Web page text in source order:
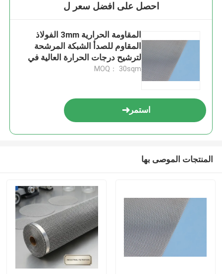
احصل على افضل سعر ل
المقاومة الحرارية 3mm الفولاذ
المقاوم للصدأ الشبكة المرشحة
لترشيح درجات الحرارة العالية في
الصناعة
MOQ： 30sqm
استمر
المنتجات الموصى بها